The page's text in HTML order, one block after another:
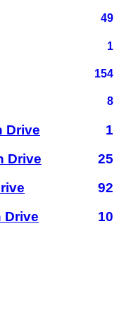
49
1
154
8
Drive
1
Drive
25
92
Drive
10